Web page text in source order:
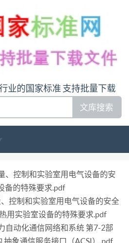
业的国家标准 支持批量下载
文库搜索
、控制和实验室用电气设备的安
备的特殊要求.pdf
控制和实验室用电气设备的安全
用实验室设备的特殊要求.pdf
自动化通信网络和系统 第7-2部
抽象通信服务接口（ACSI）.pdf